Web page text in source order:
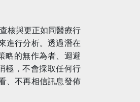
核與更正如同醫療行
進行分析。透過潛在
略的無作為者、迴避
極，不會採取任何行
、不再相信訊息發佈